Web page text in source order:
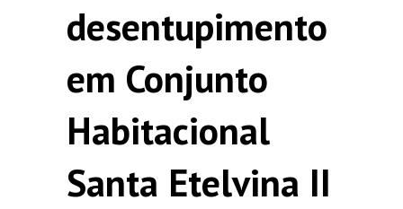
desentupimento
em Conjunto
Habitacional
Santa Etelvina II